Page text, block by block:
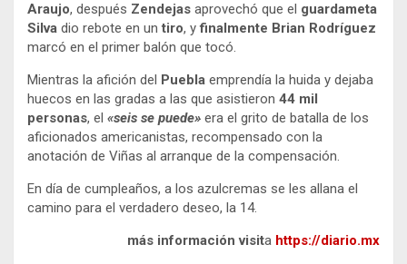
Araujo, después Zendejas aprovechó que el guardameta
Silva dio rebote en untiro, yfinalmente Brian Rodríguez
marcó en el primer balón que tocó.
Mientras la afición del Puebla emprendía la huida y dejaba
huecos en las gradas a las que asistieron 44 mil
personas, el «seis se puede» era el grito de batalla de los
aficionados americanistas, recompensado con la
anotación de Viñas al arranque de la compensación.
En día de cumpleaños, a los azulcremas se les allana el
camino para el verdadero deseo, la 14.
más información visita https://diario.mx